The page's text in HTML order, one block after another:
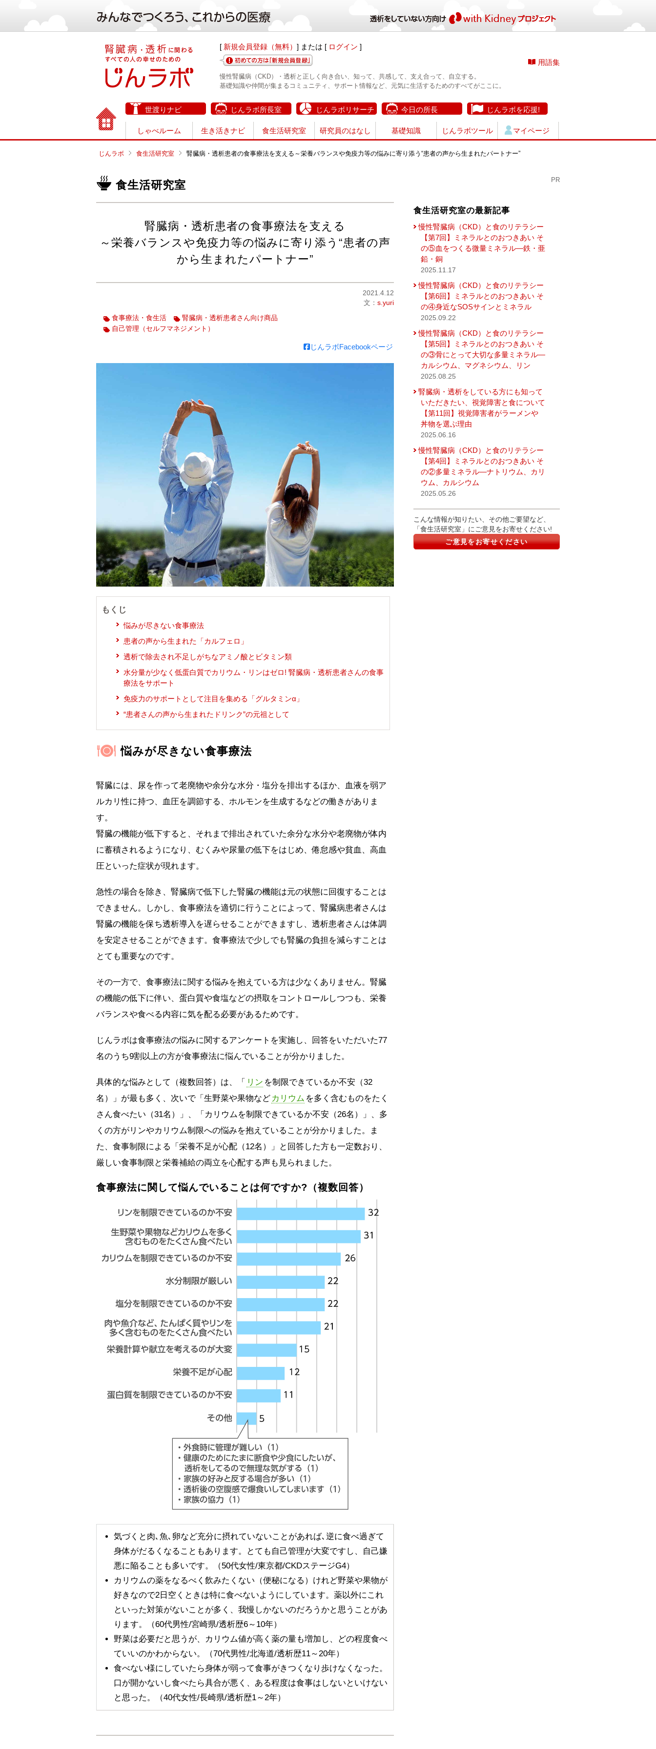
[ 新規会員登録（無料） ] または [ ログイン ]
用語集
慢性腎臓病（CKD）・透析と正しく向き合い、知って、共感して、支え合って、自立する。
基礎知識や仲間が集まるコミュニティ、サポート情報など、元気に生活するためのすべてがここに。
世渡りナビ じんラボ所長室 じんラボリサーチ 今日の所長 じんラボを応援!
しゃべルーム 生き活きナビ 食生活研究室 研究員のはなし 基礎知識 じんラボツール マイページ
じんラボ 食生活研究室 腎臓病・透析患者の食事療法を支える～栄養バランスや免疫力等の悩みに寄り添う“患者の声から生まれたパートナー”
食生活研究室
腎臓病・透析患者の食事療法を支える
～栄養バランスや免疫力等の悩みに寄り添う“患者の声
から生まれたパートナー”
2021.4.12
文： s.yuri
食事療法・食生活
腎臓病・透析患者さん向け商品
自己管理（セルフマネジメント）
じんラボFacebookページ
もくじ
悩みが尽きない食事療法
患者の声から生まれた「カルフェロ」
透析で除去され不足しがちなアミノ酸とビタミン類
水分量が少なく低蛋白質でカリウム・リンはゼロ! 腎臓病・透析患者さんの食事
療法をサポート
免疫力のサポートとして注目を集める「グルタミンα」
“患者さんの声から生まれたドリンク”の元祖として
悩みが尽きない食事療法
腎臓には、尿を作って老廃物や余分な水分・塩分を排出するほか、血液を弱ア
ルカリ性に持つ、血圧を調節する、ホルモンを生成するなどの働きがありま
す。
腎臓の機能が低下すると、それまで排出されていた余分な水分や老廃物が体内
に蓄積されるようになり、むくみや尿量の低下をはじめ、倦怠感や貧血、高血
圧といった症状が現れます。
急性の場合を除き、腎臓病で低下した腎臓の機能は元の状態に回復することは
できません。しかし、食事療法を適切に行うことによって、腎臓病患者さんは
腎臓の機能を保ち透析導入を遅らせることができますし、透析患者さんは体調
を安定させることができます。食事療法で少しでも腎臓の負担を減らすことは
とても重要なのです。
その一方で、食事療法に関する悩みを抱えている方は少なくありません。腎臓
の機能の低下に伴い、蛋白質や食塩などの摂取をコントロールしつつも、栄養
バランスや食べる内容に気を配る必要があるためです。
じんラボは食事療法の悩みに関するアンケートを実施し、回答をいただいた77
名のうち9割以上の方が食事療法に悩んでいることが分かりました。
具体的な悩みとして（複数回答）は、「 リン を制限できているか不安（32
名）」が最も多く、次いで「生野菜や果物など カリウム を多く含むものをたく
さん食べたい（31名）」、「カリウムを制限できているか不安（26名）」、多
くの方がリンやカリウム制限への悩みを抱えていることが分かりました。ま
た、食事制限による「栄養不足が心配（12名）」と回答した方も一定数おり、
厳しい食事制限と栄養補給の両立を心配する声も見られました。
食事療法に関して悩んでいることは何ですか?（複数回答）
気づくと肉､魚､卵など充分に摂れていないことがあれば､逆に食べ過ぎて
身体がだるくなることもあります。とても自己管理が大変ですし、自己嫌
悪に陥ることも多いです。（50代女性/東京都/CKDステージG4）
カリウムの薬をなるべく飲みたくない（便秘になる）けれど野菜や果物が
好きなので2日空くときは特に食べないようにしています。薬以外にこれ
といった対策がないことが多く、我慢しかないのだろうかと思うことがあ
ります。（60代男性/宮崎県/透析歴6～10年）
野菜は必要だと思うが、カリウム値が高く薬の量も増加し、どの程度食べ
ていいのかわからない。（70代男性/北海道/透析歴11～20年）
食べない様にしていたら身体が弱って食事がきつくなり歩けなくなった。
口が開かないし食べたら具合が悪く、ある程度は食事はしないといけない
と思った。（40代女性/長崎県/透析歴1～2年）
PR
食生活研究室の最新記事
慢性腎臓病（CKD）と食のリテラシー
【第7回】ミネラルとのおつきあい そ
の⑤血をつくる微量ミネラル―鉄・亜
鉛・銅
2025.11.17
慢性腎臓病（CKD）と食のリテラシー
【第6回】ミネラルとのおつきあい そ
の④身近なSOSサインとミネラル
2025.09.22
慢性腎臓病（CKD）と食のリテラシー
【第5回】ミネラルとのおつきあい そ
の③骨にとって大切な多量ミネラル―
カルシウム、マグネシウム、リン
2025.08.25
腎臓病・透析をしている方にも知って
いただきたい、視覚障害と食について
【第11回】視覚障害者がラーメンや
丼物を選ぶ理由
2025.06.16
慢性腎臓病（CKD）と食のリテラシー
【第4回】ミネラルとのおつきあい そ
の②多量ミネラル―ナトリウム、カリ
ウム、カルシウム
2025.05.26
こんな情報が知りたい、その他ご要望など、
「食生活研究室」にご意見をお寄せください!
ご意見をお寄せください